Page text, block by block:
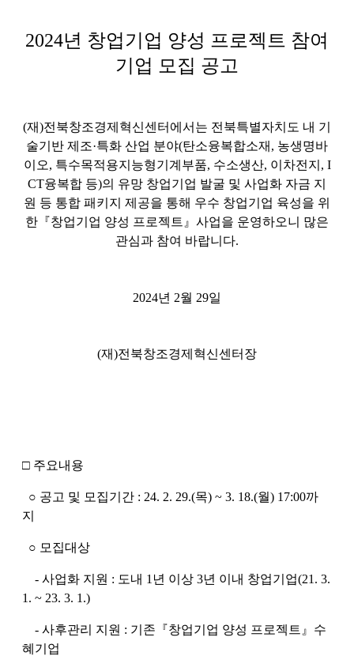
2024년 창업기업 양성 프로젝트 참여
기업 모집 공고
(재)전북창조경제혁신센터에서는 전북특별자치도 내 기
술기반 제조·특화 산업 분야(탄소융복합소재, 농생명바
이오, 특수목적용지능형기계부품, 수소생산, 이차전지, I
CT융복합 등)의 유망 창업기업 발굴 및 사업화 자금 지
원 등 통합 패키지 제공을 통해 우수 창업기업 육성을 위
한『창업기업 양성 프로젝트』사업을 운영하오니 많은
관심과 참여 바랍니다.
2024년 2월 29일
(재)전북창조경제혁신센터장
□ 주요내용
○ 공고 및 모집기간 : 24. 2. 29.(목) ~ 3. 18.(월) 17:00까
지
○ 모집대상
- 사업화 지원 : 도내 1년 이상 3년 이내 창업기업(21. 3.
1. ~ 23. 3. 1.)
- 사후관리 지원 : 기존『창업기업 양성 프로젝트』수
혜기업